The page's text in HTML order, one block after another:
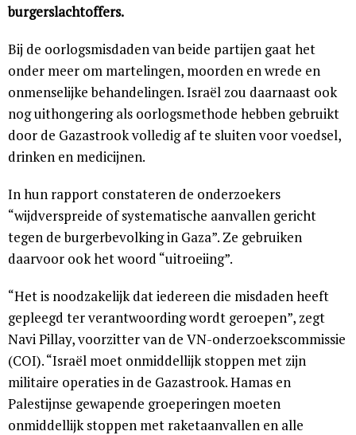
burgerslachtoffers.
Bij de oorlogsmisdaden van beide partijen gaat het
onder meer om martelingen, moorden en wrede en
onmenselijke behandelingen. Israël zou daarnaast ook
nog uithongering als oorlogsmethode hebben gebruikt
door de Gazastrook volledig af te sluiten voor voedsel,
drinken en medicijnen.
In hun rapport constateren de onderzoekers
“wijdverspreide of systematische aanvallen gericht
tegen de burgerbevolking in Gaza”. Ze gebruiken
daarvoor ook het woord “uitroeiing”.
“Het is noodzakelijk dat iedereen die misdaden heeft
gepleegd ter verantwoording wordt geroepen”, zegt
Navi Pillay, voorzitter van de VN-onderzoekscommissie
(COI). “Israël moet onmiddellijk stoppen met zijn
militaire operaties in de Gazastrook. Hamas en
Palestijnse gewapende groeperingen moeten
onmiddellijk stoppen met raketaanvallen en alle